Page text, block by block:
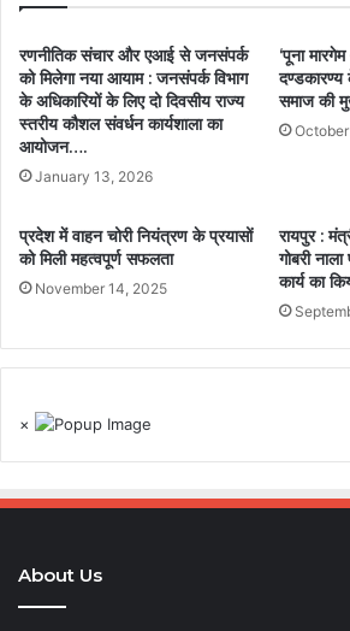
रणनीतिक संचार और एआई से जनसंपर्क
को मिलेगा नया आयाम : जनसंपर्क विभाग
के अधिकारियों के लिए दो दिवसीय राज्य
स्तरीय कौशल संवर्धन कार्यशाला का
आयोजन….
January 13, 2026
‘पूना
समाज की
प्रदेश में वाहन चोरी नियंत्रण के प्रयासों
को मिली महत्वपूर्ण सफलता
November 14, 2025
रायपुर :
गोबरी
कार्य का
×
About Us